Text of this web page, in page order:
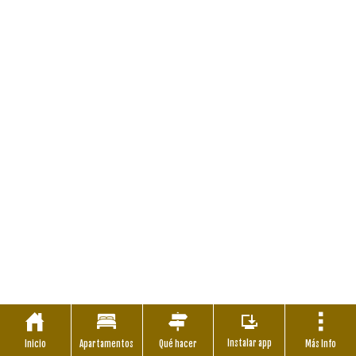
Inicio Apartamentos Qué hacer Instalar app Más Info